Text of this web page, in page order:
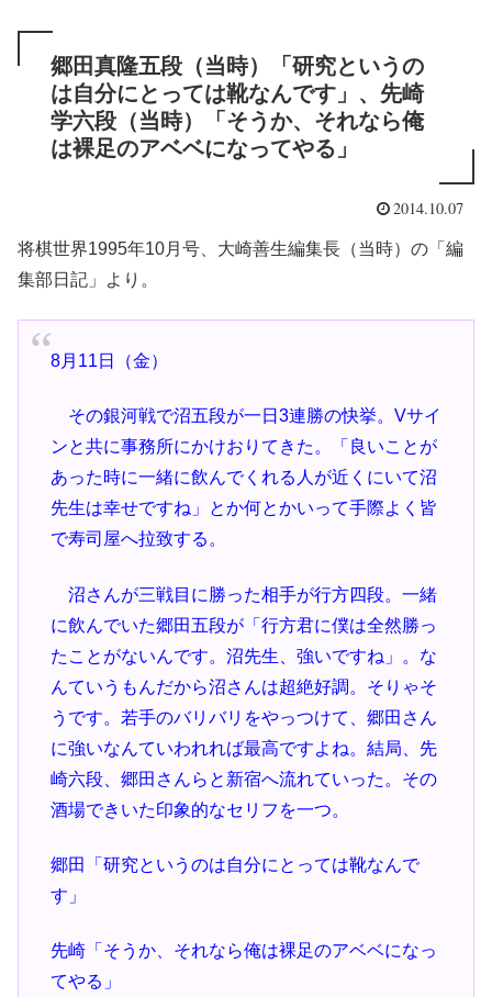
郷田真隆五段（当時）「研究というの
は自分にとっては靴なんです」、先崎
学六段（当時）「そうか、それなら俺
は裸足のアベベになってやる」
2014.10.07
将棋世界1995年10月号、大崎善生編集長（当時）の「編
集部日記」より。
8月11日（金）
その銀河戦で沼五段が一日3連勝の快挙。Vサイ
ンと共に事務所にかけおりてきた。「良いことが
あった時に一緒に飲んでくれる人が近くにいて沼
先生は幸せですね」とか何とかいって手際よく皆
で寿司屋へ拉致する。
沼さんが三戦目に勝った相手が行方四段。一緒
に飲んでいた郷田五段が「行方君に僕は全然勝っ
たことがないんです。沼先生、強いですね」。な
んていうもんだから沼さんは超絶好調。そりゃそ
うです。若手のバリバリをやっつけて、郷田さん
に強いなんていわれれば最高ですよね。結局、先
崎六段、郷田さんらと新宿へ流れていった。その
酒場できいた印象的なセリフを一つ。
郷田「研究というのは自分にとっては靴なんで
す」
先崎「そうか、それなら俺は裸足のアベベになっ
てやる」